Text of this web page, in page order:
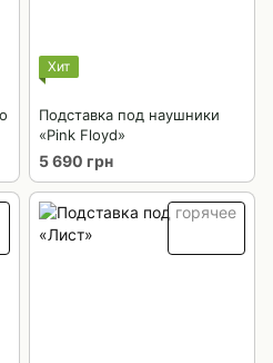
Хит
Подставка под наушники
«Pink Floyd»
5 690 грн